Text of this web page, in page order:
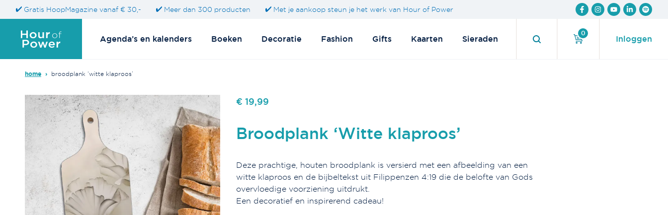
Gratis HoopMagazine vanaf € 30,- Meer dan 300 producten Met je aankoop steun je het werk van Hour of Power
Agenda’s en kalenders Boeken Decoratie Fashion Gifts Kaarten Sieraden
0
Inloggen
home › broodplank ‘witte klaproos’
€ 19,99
Broodplank ‘Witte klaproos’
Deze prachtige, houten broodplank is versierd met een afbeelding van een
witte klaproos en de bijbeltekst uit Filippenzen 4:19 die de belofte van Gods
overvloedige voorziening uitdrukt.
Een decoratief en inspirerend cadeau!